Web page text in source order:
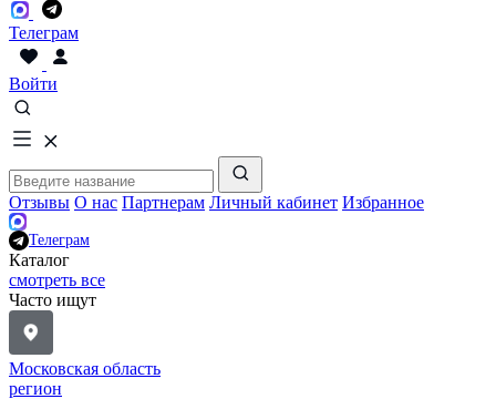
Телеграм
Войти
Отзывы О нас Партнерам Личный кабинет Избранное
Телеграм
Каталог
смотреть все
Часто ищут
Московская область
регион